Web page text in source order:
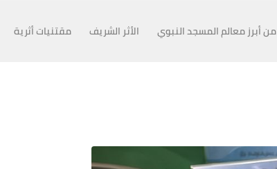
من أبرز معالم المسجد النبوي الأثر الشريف مقتنيات أثرية